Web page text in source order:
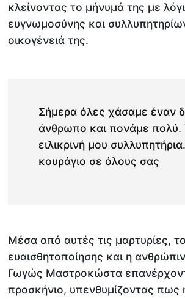
κλείνοντας το μήνυμά της με
ευγνωμοσύνης και
οικογένειά της.
Σήμερα όλες χάσαμε έναν
άνθρωπο και πονάμε πολύ.
ειλικρινή μου
κουράγιο σε όλους σας
Μέσα από αυτές τις μαρτυρίες,
ευαισθητοποίησης και η
Γωγώς Μαστροκώστα
προσκήνιο, υπενθυμίζοντας πως